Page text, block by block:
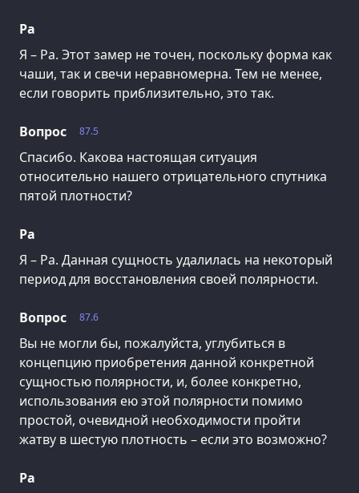
Ра
Я – Ра. Этот замер не точен, поскольку форма как
чаши, так и свечи неравномерна. Тем не менее,
если говорить приблизительно, это так.
87.5
Вопрос
Спасибо. Какова настоящая ситуация
относительно нашего отрицательного спутника
пятой плотности?
Ра
Я – Ра. Данная сущность удалилась на некоторый
период для восстановления своей полярности.
87.6
Вопрос
Вы не могли бы, пожалуйста, углубиться в
концепцию приобретения данной конкретной
сущностью полярности, и, более конкретно,
использования ею этой полярности помимо
простой, очевидной необходимости пройти
жатву в шестую плотность – если это возможно?
Ра